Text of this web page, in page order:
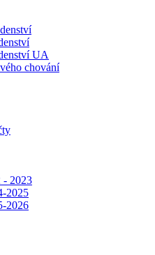
UA
chování
- 2023
2025
2026